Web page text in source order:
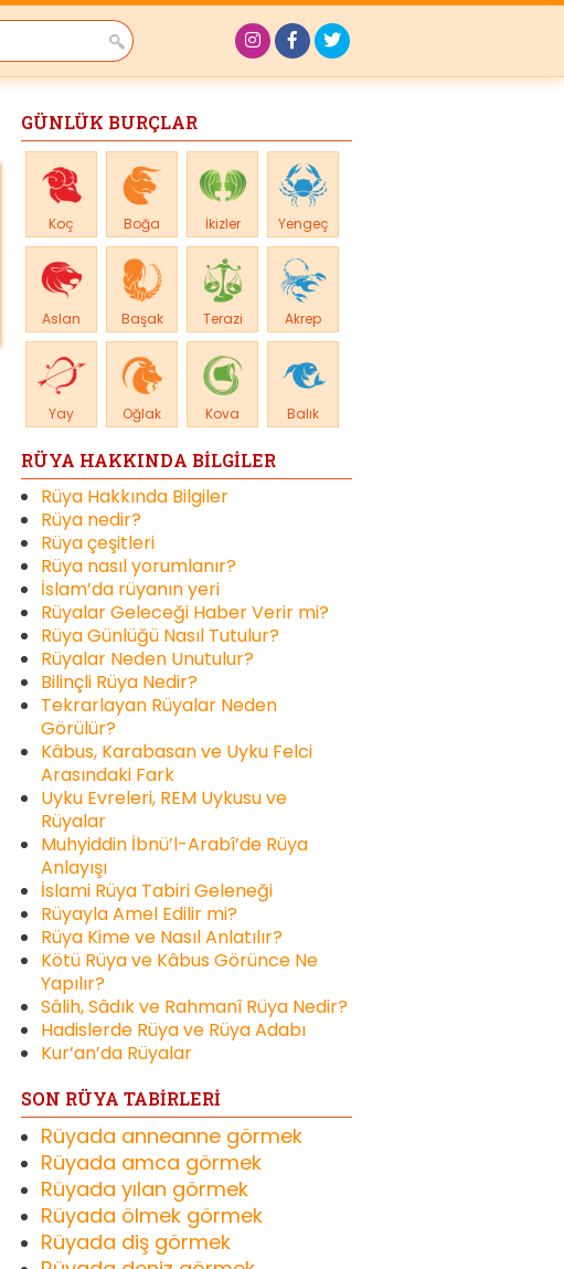
GÜNLÜK BURÇLAR
Koç Boğa İkizler Yengeç
Aslan Başak Terazi Akrep
Yay Oğlak Kova Balık
RÜYA HAKKINDA BİLGİLER
Rüya Hakkında Bilgiler
Rüya nedir?
Rüya çeşitleri
Rüya nasıl yorumlanır?
İslam’da rüyanın yeri
Rüyalar Geleceği Haber Verir mi?
Rüya Günlüğü Nasıl Tutulur?
Rüyalar Neden Unutulur?
Bilinçli Rüya Nedir?
Tekrarlayan Rüyalar Neden
Görülür?
Kâbus, Karabasan ve Uyku Felci
Arasındaki Fark
Uyku Evreleri, REM Uykusu ve
Rüyalar
Muhyiddin İbnü’l-Arabî’de Rüya
Anlayışı
İslami Rüya Tabiri Geleneği
Rüyayla Amel Edilir mi?
Rüya Kime ve Nasıl Anlatılır?
Kötü Rüya ve Kâbus Görünce Ne
Yapılır?
Sâlih, Sâdık ve Rahmanî Rüya Nedir?
Hadislerde Rüya ve Rüya Adabı
Kur’an’da Rüyalar
SON RÜYA TABİRLERİ
Rüyada anneanne görmek
Rüyada amca görmek
Rüyada yılan görmek
Rüyada ölmek görmek
Rüyada diş görmek